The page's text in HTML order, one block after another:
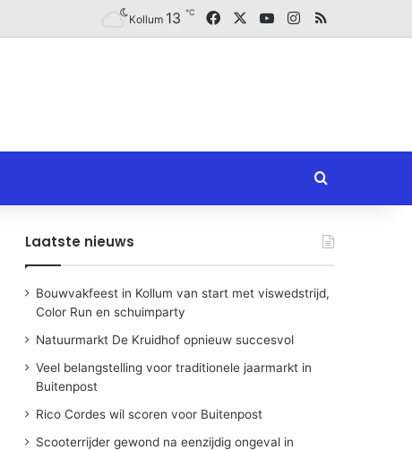
Kollum 13 ℃ FacebookYouTubeInstagram
RSS
Zoeken naar
Laatste nieuws
Bouwvakfeest in Kollum van start met viswedstrijd,
Color Run en schuimparty
Natuurmarkt De Kruidhof opnieuw succesvol
Veel belangstelling voor traditionele jaarmarkt in
Buitenpost
Rico Cordes wil scoren voor Buitenpost
Scooterrijder gewond na eenzijdig ongeval in